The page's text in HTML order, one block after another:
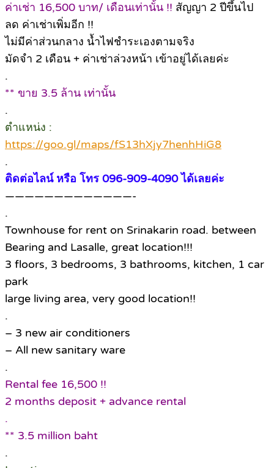
ค่าเช่า 16,500 บาท/ เดือนเท่านั้น !! สัญญา 2 ปีขึ้นไป
ลด ค่าเช่าเพิ่มอีก !!
ไม่มีค่าส่วนกลาง น้ำไฟชำระเองตามจริง
มัดจำ 2 เดือน + ค่าเช่าล่วงหน้า เข้าอยู่ได้เลยค่ะ
.
** ขาย 3.5 ล้าน เท่านั้น
.
ตำแหน่ง :
https://goo.gl/maps/fS13hXjy7henhHiG8
.
ติดต่อไลน์ หรือ โทร 096-909-4090 ได้เลยค่ะ
—————————————-
.
Townhouse for rent on Srinakarin road. between
Bearing and Lasalle, great location!!!
3 floors, 3 bedrooms, 3 bathrooms, kitchen, 1 car
park
large living area, very good location!!
.
– 3 new air conditioners
– All new sanitary ware
.
Rental fee 16,500 !!
2 months deposit + advance rental
.
** 3.5 million baht
.